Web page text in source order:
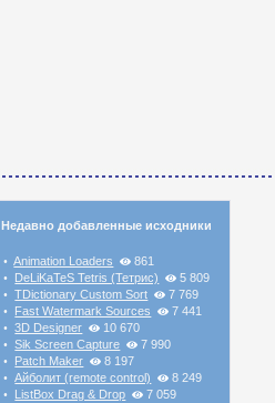
Недавно добавленные исходники
• Animation Loaders 861
• DeLiKaTeS Tetris (Тетрис) 5 809
• TDictionary Custom Sort 7 769
• Fast Watermark Sources 7 441
• 3D Designer 10 670
• Sik Screen Capture 7 990
• Patch Maker 8 197
• Айболит (remote control) 8 249
• ListBox Drag & Drop 7 059